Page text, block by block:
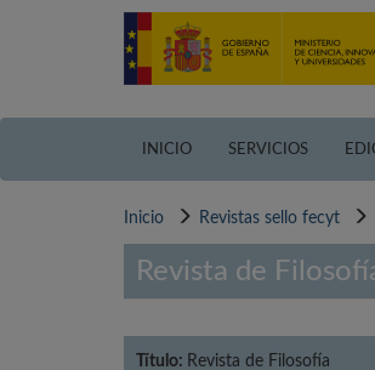
INICIO SERVICIOS
Inicio Revistas sello fecyt
Revista de
Título: Revista de Filosofía